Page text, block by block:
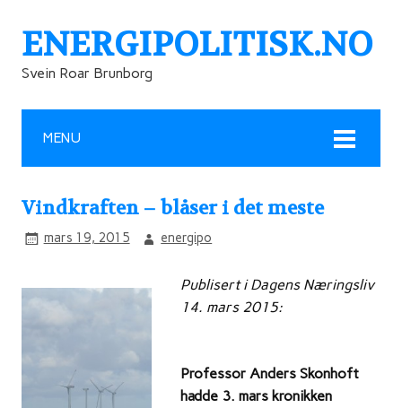
ENERGIPOLITISK.NO
Svein Roar Brunborg
MENU
Vindkraften – blåser i det meste
mars 19, 2015 energipo
Publisert i Dagens Næringsliv
14. mars 2015:
Professor Anders Skonhoft
hadde 3. mars kronikken